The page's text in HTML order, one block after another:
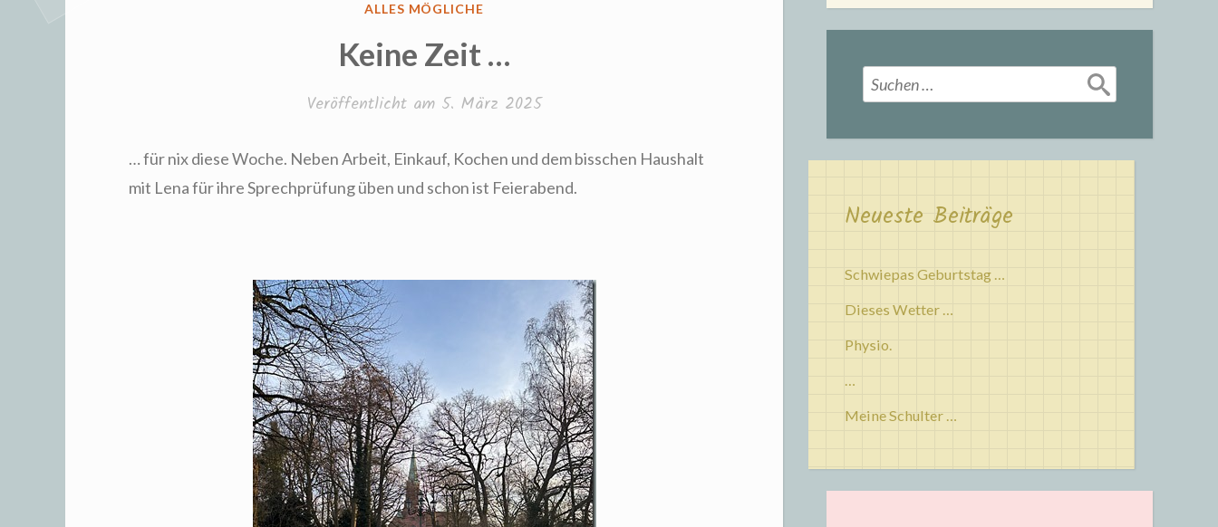
VERÖFFENTLICHT
ALLES MÖGLICHE
Keine Zeit …
Veröffentlicht am 5. März 2025
… für nix diese Woche. Neben Arbeit, Einkauf, Kochen und dem bisschen Haushalt
mit Lena für ihre Sprechprüfung üben und schon ist Feierabend.
Suchen
nach:
Neueste Beiträge
Schwiepas Geburtstag …
Dieses Wetter …
Physio.
…
Meine Schulter …